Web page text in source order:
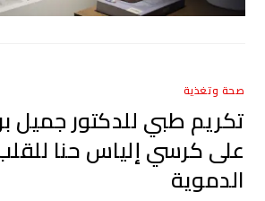
صحة وتغذية
تكريم طبي للدكتور جميل
على كرسي إلياس حنا
الدموية